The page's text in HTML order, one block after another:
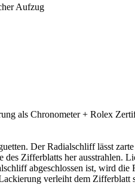
Aufzug
als Chronometer + Rolex
Der Radialschliff lässt
Zifferblatts her ausstrahlen.
abgeschlossen ist, wird
verleiht dem Zifferblatt